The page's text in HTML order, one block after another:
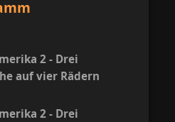
2 - Drei
auf vier Rädern
2 - Drei